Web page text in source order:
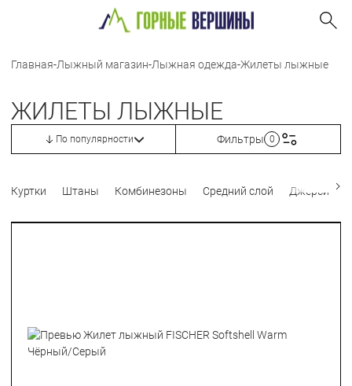
Главная-Лыжный магазин-Лыжная одежда-Жилеты лыжные
ЖИЛЕТЫ ЛЫЖНЫЕ
По популярности Фильтры 0
Куртки Штаны Комбинезоны Средний слой Джерси